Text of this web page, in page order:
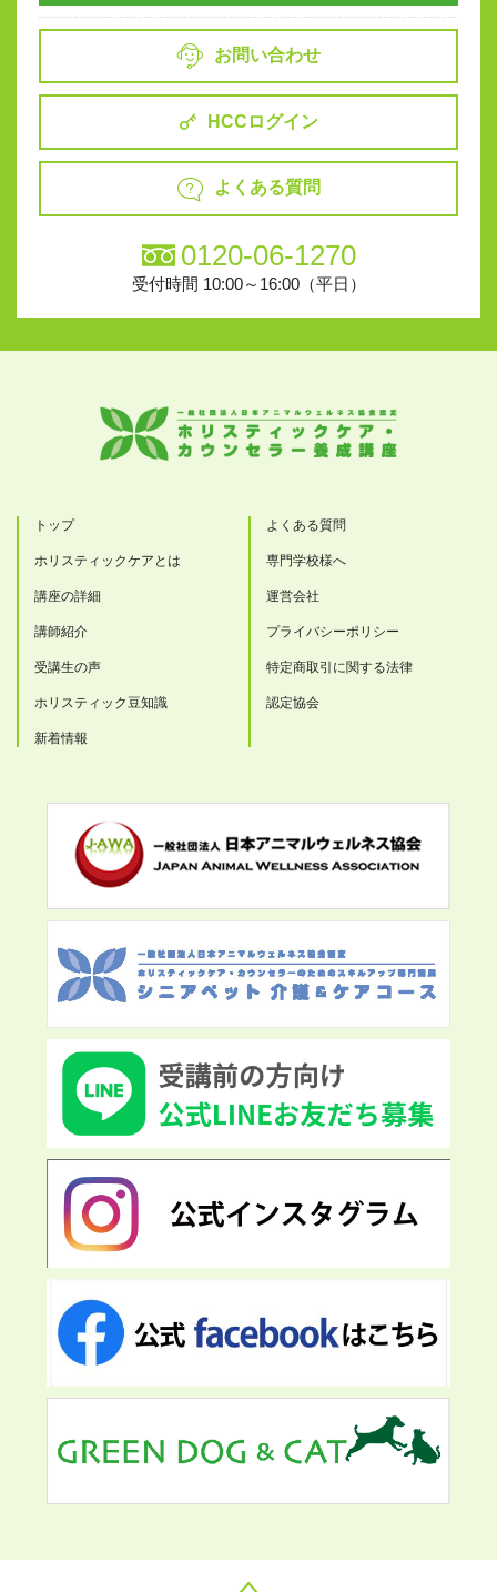
お問い合わせ
HCCログイン
よくある質問
0120-06-1270
受付時間 10:00～16:00（平日）
トップ
ホリスティックケアとは
講座の詳細
講師紹介
受講生の声
ホリスティック豆知識
新着情報
よくある質問
専門学校様へ
運営会社
プライバシーポリシー
特定商取引に関する法律
認定協会